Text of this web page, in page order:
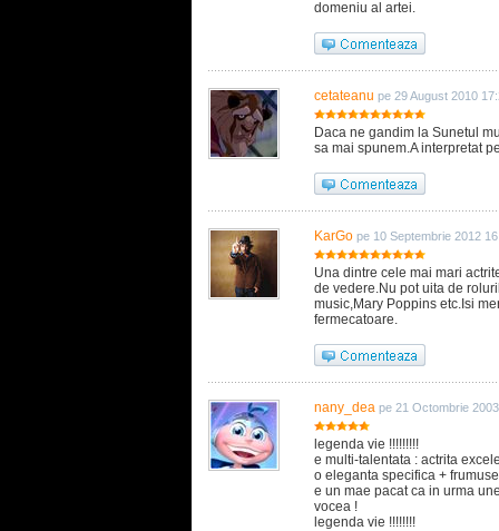
domeniu al artei.
cetateanu pe 29 August 2010
Daca ne gandim la Sunetul
sa mai spunem.A interpretat
KarGo pe 10 Septembrie 2012
Una dintre cele mai mari
de vedere.Nu pot uita de
music,Mary Poppins etc.Isi
fermecatoare.
nany_dea pe 21 Octombrie
legenda vie !!!!!!!!!
e multi-talentata : actrita
o eleganta specifica +
e un mae pacat ca in urma
vocea !
legenda vie !!!!!!!!